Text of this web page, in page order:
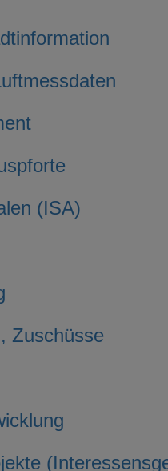
(ISA)
Zuschüsse